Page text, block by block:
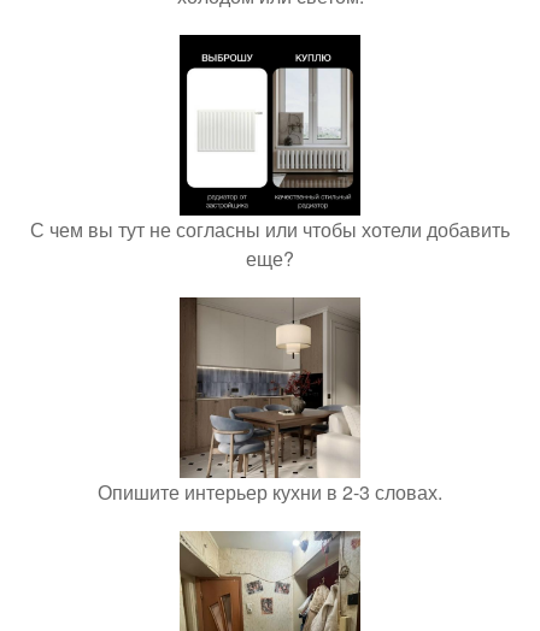
С чем вы тут не согласны или чтобы хотели добавить
еще?
Опишите интерьер кухни в 2-3 словах.